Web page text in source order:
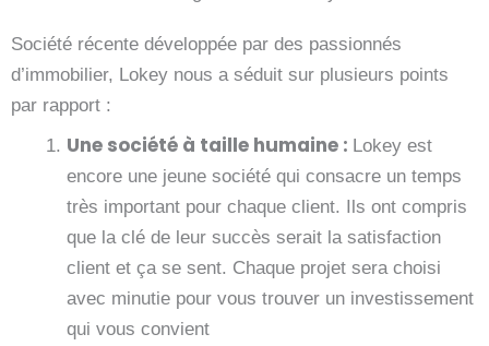
Société récente développée par des passionnés
d’immobilier, Lokey nous a séduit sur plusieurs points
par rapport :
Une société à taille humaine : Lokey est
encore une jeune société qui consacre un temps
très important pour chaque client. Ils ont compris
que la clé de leur succès serait la satisfaction
client et ça se sent. Chaque projet sera choisi
avec minutie pour vous trouver un investissement
qui vous convient